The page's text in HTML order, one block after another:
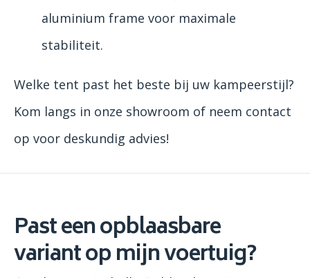
aluminium frame voor maximale
stabiliteit.
Welke tent past het beste bij uw kampeerstijl?
Kom langs in onze showroom of neem contact
op voor deskundig advies!
Past een opblaasbare
variant op mijn voertuig?